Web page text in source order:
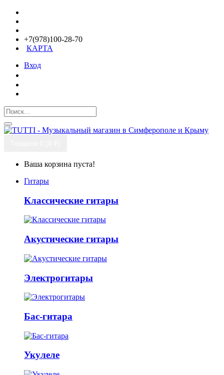
+7(978)100-28-70
КАРТА
Вход
Ваша корзина пуста!
Гитары
Классические гитары
Акустические гитары
Электрогитары
Бас-гитара
Укулеле